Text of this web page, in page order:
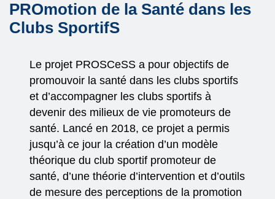
PROmotion de la Santé dans les
Clubs SportifS
Le projet PROSCeSS a pour objectifs de
promouvoir la santé dans les clubs sportifs
et d’accompagner les clubs sportifs à
devenir des milieux de vie promoteurs de
santé. Lancé en 2018, ce projet a permis
jusqu’à ce jour la création d’un modèle
théorique du club sportif promoteur de
santé, d’une théorie d’intervention et d’outils
de mesure des perceptions de la promotion